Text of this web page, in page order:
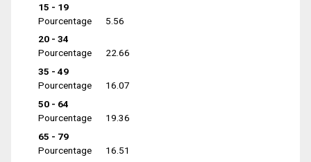
15 - 19
Pourcentage
5.56
20 - 34
Pourcentage
22.66
35 - 49
Pourcentage
16.07
50 - 64
Pourcentage
19.36
65 - 79
Pourcentage
16.51